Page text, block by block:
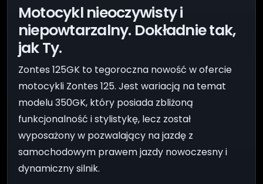
Motocykl nieoczywisty i
niepowtarzalny. Dokładnie tak,
jak Ty.
Zontes 125GK to tegoroczna nowość w ofercie
motocykli Zontes 125. Jest wariacją na temat
modelu 350GK, który posiada zbliżoną
funkcjonalność i stylistykę, lecz został
wyposażony w pozwalający na jazdę z
samochodowym prawem jazdy nowoczesny i
dynamiczny silnik.